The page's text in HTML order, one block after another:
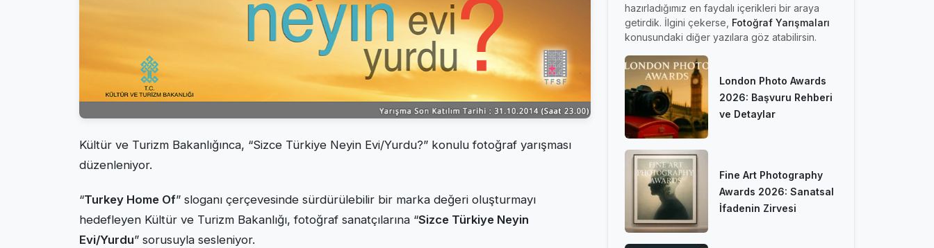
Kültür ve Turizm Bakanlığınca, “Sizce Türkiye Neyin Evi/Yurdu?” konulu fotoğraf yarışması
düzenleniyor.
“Turkey Home Of” sloganı çerçevesinde sürdürülebilir bir marka değeri oluşturmayı
hedefleyen Kültür ve Turizm Bakanlığı, fotoğraf sanatçılarına “Sizce Türkiye Neyin
Evi/Yurdu” sorusuyla sesleniyor.
hazırladığımız en faydalı içerikleri bir araya
getirdik. İlgini çekerse, Fotoğraf Yarışmaları
konusundaki diğer yazılara göz atabilirsin.
London Photo Awards
2026: Başvuru Rehberi
ve Detaylar
Fine Art Photography
Awards 2026: Sanatsal
İfadenin Zirvesi